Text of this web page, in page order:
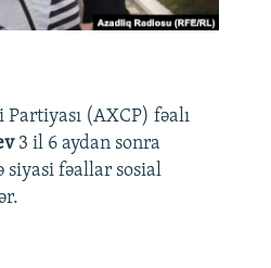
(AXCP) fəalı
3 il 6 aydan sonra
siyasi fəallar sosial